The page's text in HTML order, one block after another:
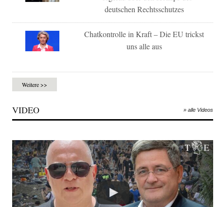
deutschen Rechtsschutzes
Chatkontrolle in Kraft – Die EU trickst
uns alle aus
Weitere >>
VIDEO » alle Videos